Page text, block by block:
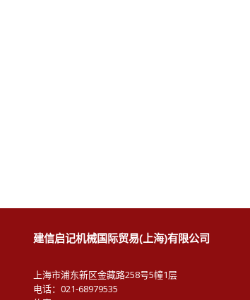
建信启记机械国际贸易(上海)有限公司
上海市浦东新区金藏路258号5幢1层
电话：021-68979535